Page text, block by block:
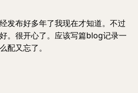
发布好多年了我现在才知道。不过
。很开心了。应该写篇blog记录一
配又忘了。